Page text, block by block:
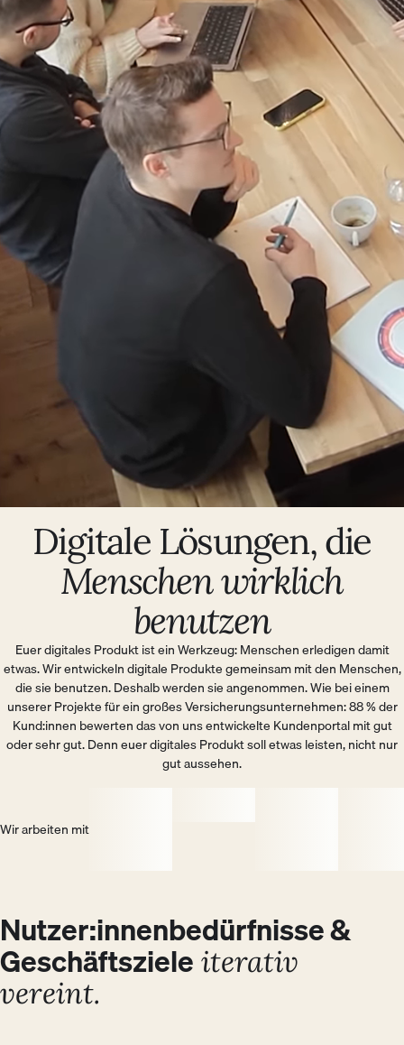
Digitale Lösungen, die
Menschen wirklich
benutzen
Euer digitales Produkt ist ein Werkzeug: Menschen erledigen damit
etwas. Wir entwickeln digitale Produkte gemeinsam mit den Menschen,
die sie benutzen. Deshalb werden sie angenommen. Wie bei einem
unserer Projekte für ein großes Versicherungsunternehmen: 88 % der
Kund:innen bewerten das von uns entwickelte Kundenportal mit gut
oder sehr gut. Denn euer digitales Produkt soll etwas leisten, nicht nur
gut aussehen.
Wir arbeiten mit
Nutzer:innenbedürfnisse &
Geschäftsziele iterativ
vereint.